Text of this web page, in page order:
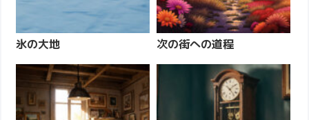
氷の大地 次の街への道程